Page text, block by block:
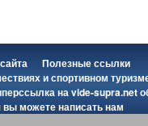
Полезные ссылки
и спортивном
наvide-supra.net
вы можетенаписать нам